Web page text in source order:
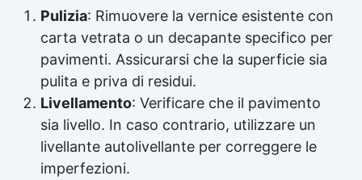
Pulizia: Rimuovere la vernice esistente con
carta vetrata o un decapante specifico per
pavimenti. Assicurarsi che la superficie sia
pulita e priva di residui.
Livellamento: Verificare che il pavimento
sia livello. In caso contrario, utilizzare un
livellante autolivellante per correggere le
imperfezioni.